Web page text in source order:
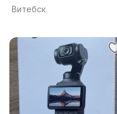
Витебск